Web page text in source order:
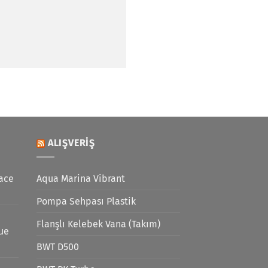
ALIŞVERIŞ
Aqua Marina Vibrant
Pompa Sehpası Plastik
Flanşlı Kelebek Vana (Takım)
BWT D500